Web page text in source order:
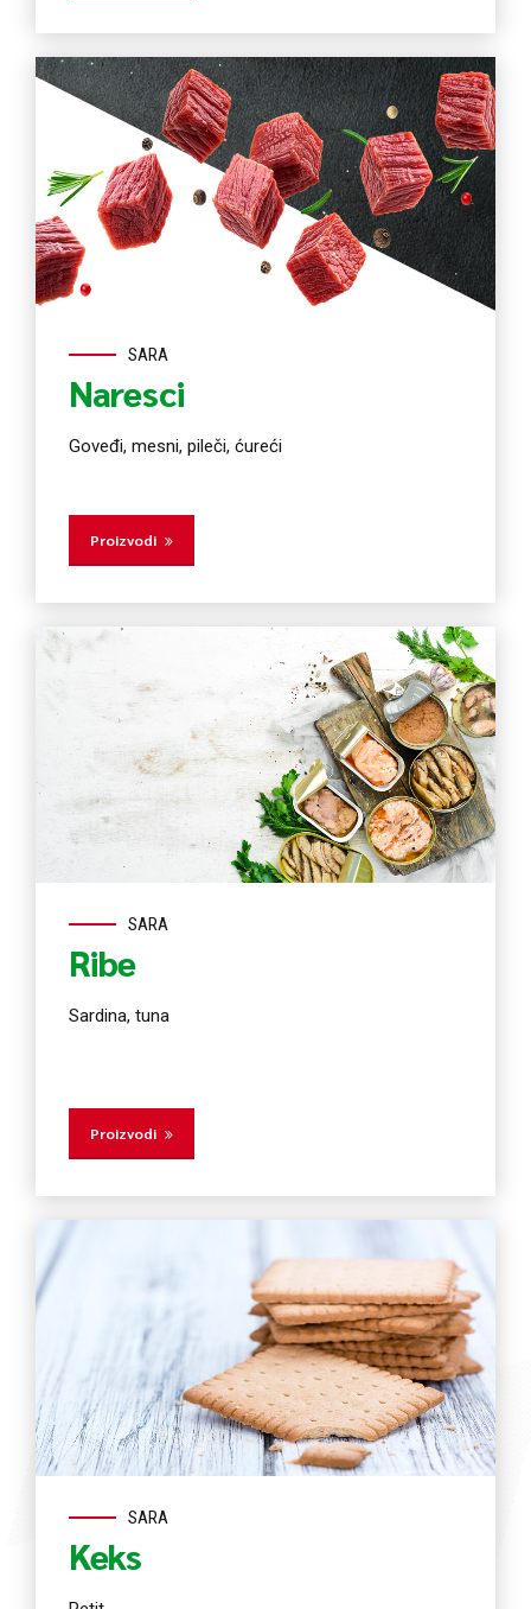
SARA
Naresci
Goveđi, mesni, pileči, ćureći
Proizvodi
SARA
Ribe
Sardina, tuna
Proizvodi
SARA
Keks